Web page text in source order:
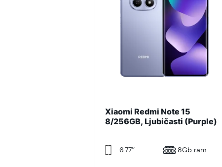
Xiaomi Redmi Note 15
8/256GB, Ljubičasti (Purple)
6.77’’ 8Gb ram